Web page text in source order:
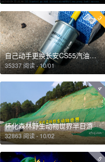
3
自己动手更换长安CS55汽油滤芯、机油和机油滤芯
35337 阅读 - 10/01
4
怀化森林野生动物世界半日游
32863 阅读 - 10/02
5